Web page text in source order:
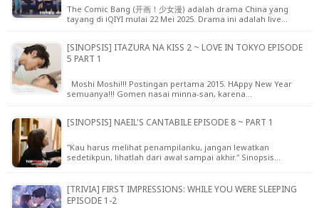
The Comic Bang (开画！少女漫) adalah drama China yang
tayang di iQIYI mulai 22 Mei 2025. Drama ini adalah live…
[SINOPSIS] ITAZURA NA KISS 2 ~ LOVE IN TOKYO EPISODE
5 PART 1
Moshi Moshi!!! Postingan pertama 2015. HAppy New Year
semuanya!!! Gomen nasai minna-san, karena…
[SINOPSIS] NAEIL'S CANTABILE EPISODE 8 ~ PART 1
"Kau harus melihat penampilanku, jangan lewatkan
sedetikpun, lihatlah dari awal sampai akhir." Sinopsis…
[TRIVIA] FIRST IMPRESSIONS: WHILE YOU WERE SLEEPING
EPISODE 1-2